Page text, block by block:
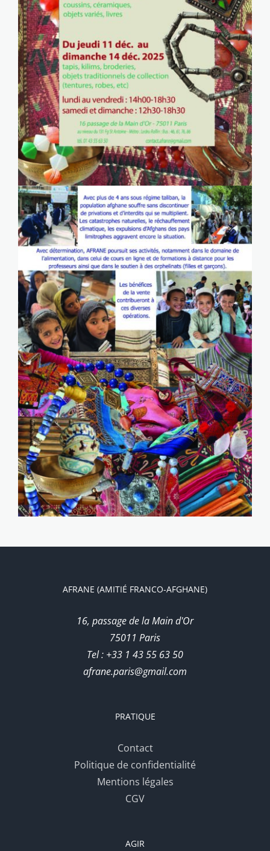
AFRANE (AMITIÉ FRANCO-AFGHANE)
16, passage de la Main d'Or
75011 Paris
Tel : +33 1 43 55 63 50
afrane.paris@gmail.com
PRATIQUE
Contact
Politique de confidentialité
Mentions légales
CGV
AGIR